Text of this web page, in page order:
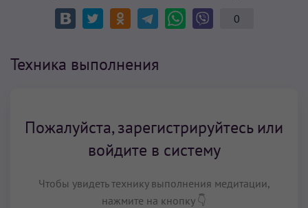
0
Техника выполнения
Пожалуйста, зарегистрируйтесь или
войдите в систему
Чтобы увидеть технику выполнения медитации,
нажмите на кнопку 👇